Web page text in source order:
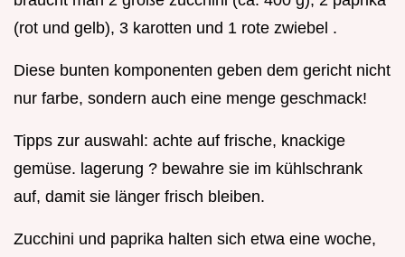
(rot und gelb), 3 karotten und 1 rote zwiebel .
Diese bunten komponenten geben dem gericht nicht
nur farbe, sondern auch eine menge geschmack!
Tipps zur auswahl: achte auf frische, knackige
gemüse. lagerung ? bewahre sie im kühlschrank
auf, damit sie länger frisch bleiben.
Zucchini und paprika halten sich etwa eine woche,